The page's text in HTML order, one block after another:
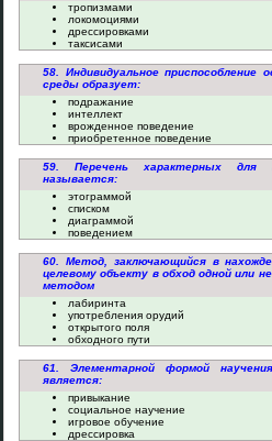
тропизмами
локомоциями
дрессировками
таксисами
58. Индивидуальное приспособление
среды образует:
подражание
интеллект
врожденное поведение
приобретенное поведение
59. Перечень характерных для
называется:
этограммой
списком
диаграммой
поведением
60. Метод, заключающийся в
целевому объекту в обход одной или
методом
лабиринта
употребления орудий
открытого поля
обходного пути
61. Элементарной формой
является:
привыкание
социальное научение
игровое обучение
дрессировка